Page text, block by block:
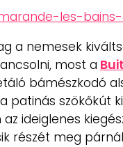
a nemesek
most a
bámészkodó
patinás szökőkút
ideiglenes
részét meg